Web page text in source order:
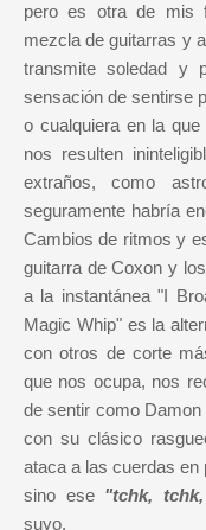
pero es otra de mis
mezcla de guitarras y
transmite soledad y
sensación de sentirse
o cualquiera en la
nos resulten
extraños, como
seguramente habría
Cambios de ritmos y
guitarra de Coxon y
a la instantánea "I
Magic Whip" es la
con otros de corte
que nos ocupa, nos
de sentir como
con su clásico
ataca a las cuerdas en
sino ese "tchk,
suyo.